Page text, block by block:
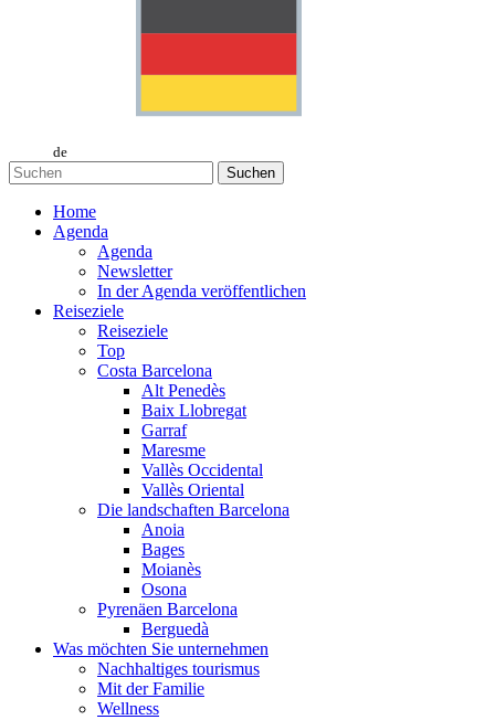
de
Suchen
Home
Agenda
Agenda
Newsletter
In der Agenda veröffentlichen
Reiseziele
Reiseziele
Top
Costa Barcelona
Alt Penedès
Baix Llobregat
Garraf
Maresme
Vallès Occidental
Vallès Oriental
Die landschaften Barcelona
Anoia
Bages
Moianès
Osona
Pyrenäen Barcelona
Berguedà
Was möchten Sie unternehmen
Nachhaltiges tourismus
Mit der Familie
Wellness